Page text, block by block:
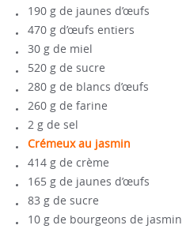
190 g de jaunes d’œufs
470 g d’œufs entiers
30 g de miel
520 g de sucre
280 g de blancs d’œufs
260 g de farine
2 g de sel
Crémeux au jasmin
414 g de crème
165 g de jaunes d’œufs
83 g de sucre
10 g de bourgeons de jasmin